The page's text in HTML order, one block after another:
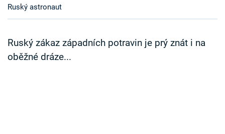
Sledujte prima+
Přihlášení
Ruský astronaut
Ruský zákaz západních potravin je prý znát i na
oběžné dráze...